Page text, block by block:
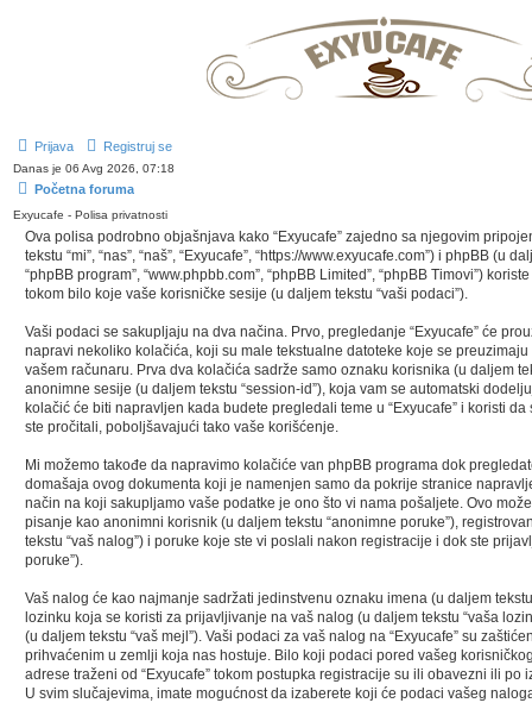
Prijava Registruj se
Danas je 06 Avg 2026, 07:18
Početna foruma
Exyucafe - Polisa privatnosti
Ova polisa podrobno objašnjava kako “Exyucafe” zajedno sa njegovim
tekstu “mi”, “nas”, “naš”, “Exyucafe”, “https://www.exyucafe.com”) i phpBB (u
“phpBB program”, “www.phpbb.com”, “phpBB Limited”, “phpBB Timovi”)
tokom bilo koje vaše korisničke sesije (u daljem tekstu “vaši podaci”).
Vaši podaci se sakupljaju na dva načina. Prvo, pregledanje “Exyucafe” će
napravi nekoliko kolačića, koji su male tekstualne datoteke koje se
vašem računaru. Prva dva kolačića sadrže samo oznaku korisnika (u daljem
anonimne sesije (u daljem tekstu “session-id”), koja vam se automatski
kolačić će biti napravljen kada budete pregledali teme u “Exyucafe” i koristi
ste pročitali, poboljšavajući tako vaše korišćenje.
Mi možemo takođe da napravimo kolačiće van phpBB programa dok
domašaja ovog dokumenta koji je namenjen samo da pokrije stranice
način na koji sakupljamo vaše podatke je ono što vi nama pošaljete. Ovo
pisanje kao anonimni korisnik (u daljem tekstu “anonimne poruke”),
tekstu “vaš nalog”) i poruke koje ste vi poslali nakon registracije i dok ste
poruke”).
Vaš nalog će kao najmanje sadržati jedinstvenu oznaku imena (u daljem
lozinku koja se koristi za prijavljivanje na vaš nalog (u daljem tekstu “vaša
(u daljem tekstu “vaš mejl”). Vaši podaci za vaš nalog na “Exyucafe” su
prihvaćenim u zemlji koja nas hostuje. Bilo koji podaci pored vašeg
adrese traženi od “Exyucafe” tokom postupka registracije su ili obavezni ili po
U svim slučajevima, imate mogućnost da izaberete koji će podaci vašeg